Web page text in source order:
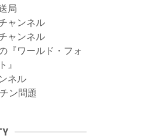
局
ャンネル
ャンネル
『ワールド・フォ
』
ネル
ン問題